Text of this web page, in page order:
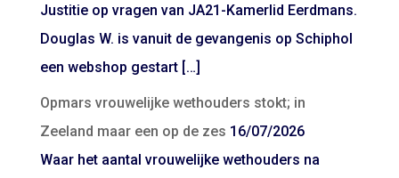
Justitie op vragen van JA21-Kamerlid Eerdmans.
Douglas W. is vanuit de gevangenis op Schiphol
een webshop gestart […]
Opmars vrouwelijke wethouders stokt; in
Zeeland maar een op de zes 16/07/2026
Waar het aantal vrouwelijke wethouders na